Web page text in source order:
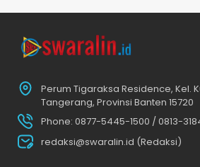
Perum Tigaraksa Residence, Kel.
Tangerang, Provinsi Banten 15720
Phone: 0877-5445-1500 / 0813-
redaksi@swaralin.id (Redaksi)